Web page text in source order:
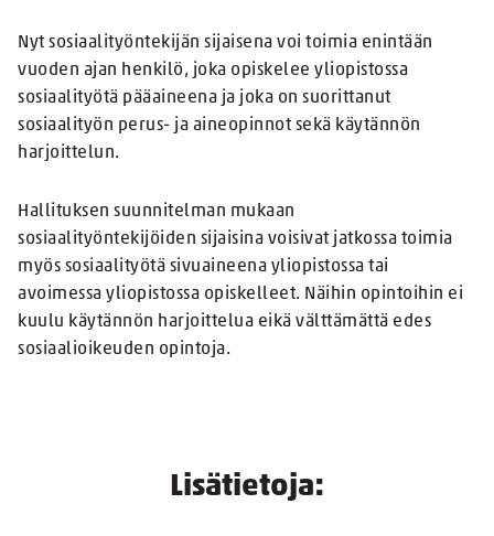
Nyt sosiaalityöntekijän sijaisena voi toimia enintään
vuoden ajan henkilö, joka opiskelee yliopistossa
sosiaalityötä pääaineena ja joka on suorittanut
sosiaalityön perus- ja aineopinnot sekä käytännön
harjoittelun.
Hallituksen suunnitelman mukaan
sosiaalityöntekijöiden sijaisina voisivat jatkossa toimia
myös sosiaalityötä sivuaineena yliopistossa tai
avoimessa yliopistossa opiskelleet. Näihin opintoihin ei
kuulu käytännön harjoittelua eikä välttämättä edes
sosiaalioikeuden opintoja.
Lisätietoja: